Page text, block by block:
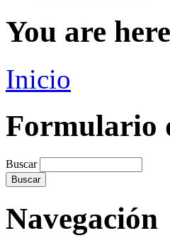
You are here
Inicio
Formulario
Buscar
Navegación